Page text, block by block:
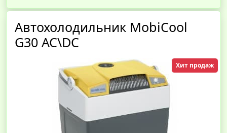
Автохолодильник MobiCool
G30 AC\DC
Хит продаж